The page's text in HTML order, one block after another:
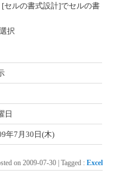
セルの書式設計]でセルの書
択
日
年7月30日(木)
on 2009-07-30 | Tagged : Excel